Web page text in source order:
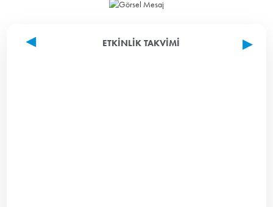
ETKINLIK TAKVIMI